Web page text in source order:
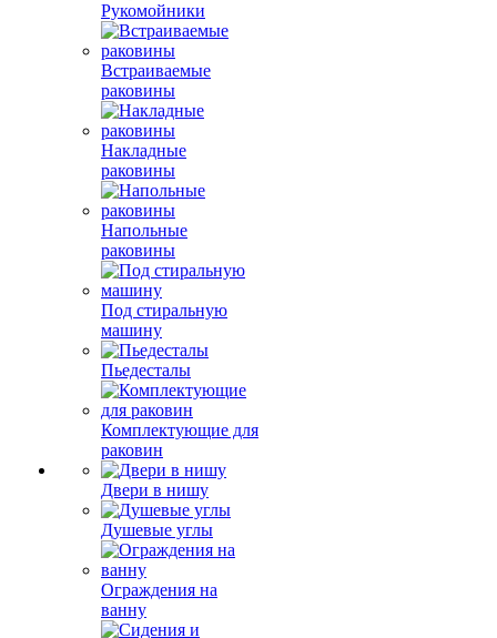
Рукомойники
Встраиваемые
раковины
Накладные
раковины
Напольные
раковины
Под стиральную
машину
Пьедесталы
Комплектующие для
раковин
Двери в нишу
Душевые углы
Ограждения на
ванну